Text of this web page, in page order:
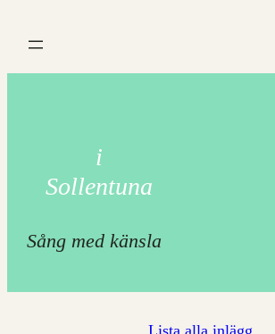
i
Sollentuna
Sång med känsla
Lista alla inlägg